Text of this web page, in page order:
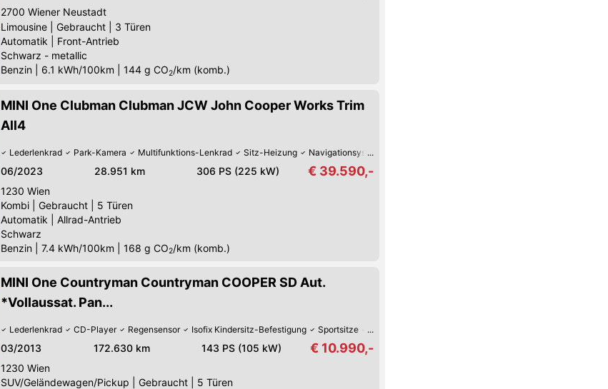
2700 Wiener Neustadt
Limousine
Gebraucht
3 Türen
Automatik
Front-Antrieb
Schwarz - metallic
Benzin
6.1 kWh/100km 144 g CO2/km (komb.)
MINI One Clubman Clubman JCW John Cooper Works Trim
All4
Lederlenkrad Park-Kamera Multifunktions-Lenkrad Sitz-Heizung Navigationsystem
06/2023 28.951 km 306 PS (225 kW) € 39.590,-
1230 Wien
Kombi
Gebraucht
5 Türen
Automatik
Allrad-Antrieb
Schwarz
Benzin
7.4 kWh/100km 168 g CO2/km (komb.)
MINI One Countryman Countryman COOPER SD Aut.
*Vollaussat. Pan...
Lederlenkrad CD-Player Regensensor Isofix Kindersitz-Befestigung Sportsitze Tag-Fahrlicht
03/2013 172.630 km 143 PS (105 kW) € 10.990,-
1230 Wien
SUV/Geländewagen/Pickup
Gebraucht
5 Türen